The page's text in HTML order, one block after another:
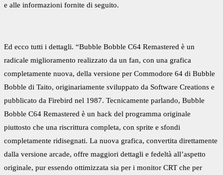
e alle informazioni fornite di seguito.
Ed ecco tutti i dettagli. “Bubble Bobble C64 Remastered è un
radicale miglioramento realizzato da un fan, con una grafica
completamente nuova, della versione per Commodore 64 di Bubble
Bobble di Taito, originariamente sviluppato da Software Creations e
pubblicato da Firebird nel 1987. Tecnicamente parlando, Bubble
Bobble C64 Remastered è un hack del programma originale
piuttosto che una riscrittura completa, con sprite e sfondi
completamente ridisegnati. La nuova grafica, convertita direttamente
dalla versione arcade, offre maggiori dettagli e fedeltà all’aspetto
originale, pur essendo ottimizzata sia per i monitor CRT che per